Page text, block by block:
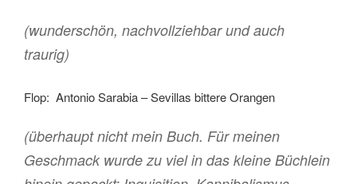
(wunderschön, nachvollziehbar und auch
traurig)
Flop: Antonio Sarabia – Sevillas bittere Orangen
(überhaupt nicht mein Buch. Für meinen
Geschmack wurde zu viel in das kleine Büchlein